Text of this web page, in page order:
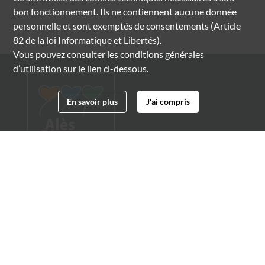
bon fonctionnement. Ils ne contiennent aucune donnée
personnelle et sont exemptés de consentements (Article
82 de la loi Informatique et Libertés).
Vous pouvez consulter les conditions générales
d’utilisation sur le lien ci-dessous.
En savoir plus J'ai compris